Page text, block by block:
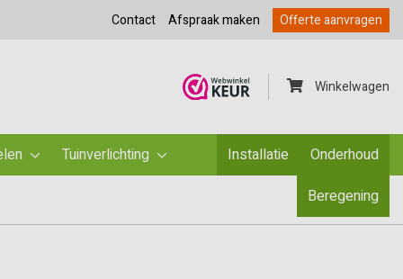
Contact Afspraak maken Offerte aanvragen
Winkelwagen
Tuinverlichting Onderhoud
Installatie
Beregening